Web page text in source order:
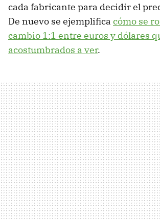
cada fabricante para decidir el
De nuevo se ejemplifica cómo se
cambio 1:1 entre euros y dólares
acostumbrados a ver.